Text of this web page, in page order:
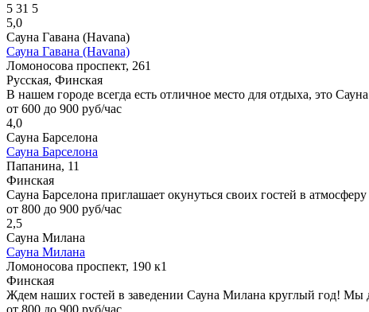
5 31 5
5,0
Сауна Гавана (Havana)
Сауна Гавана (Havana)
Ломоносова проспект, 261
Русская, Финская
В нашем городе всегда есть отличное место для отдыха, это
от 600 до 900 руб/час
4,0
Сауна Барселона
Сауна Барселона
Папанина, 11
Финская
Сауна Барселона приглашает окунуться своих гостей в
от 800 до 900 руб/час
2,5
Сауна Милана
Сауна Милана
Ломоносова проспект, 190 к1
Финская
Ждем наших гостей в заведении Сауна Милана круглый год! Мы
от 800 до 900 руб/час